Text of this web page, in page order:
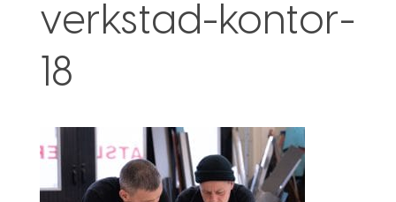
verkstad-kontor-
18